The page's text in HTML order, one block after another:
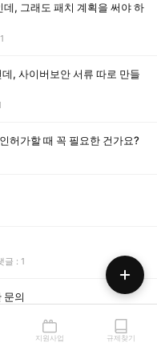
, 그래도 패치 계획을 써야 하
, 사이버보안 서류 따로 만들
허가할 때 꼭 필요한 건가요?
글 : 1
문의
지원사업 규제찾기